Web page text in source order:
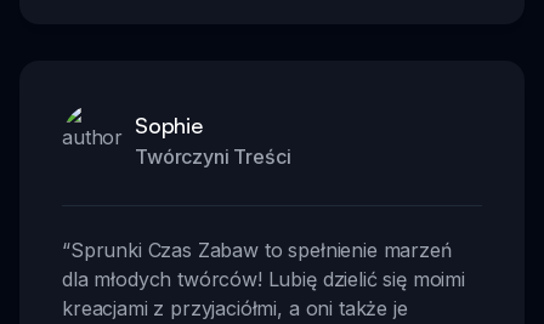
Sophie
Twórczyni Treści
“Sprunki Czas Zabaw to spełnienie marzeń
dla młodych twórców! Lubię dzielić się moimi
kreacjami z przyjaciółmi, a oni także je